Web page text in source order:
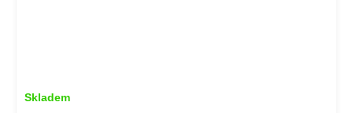
Skladem